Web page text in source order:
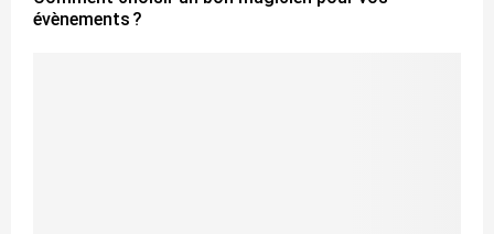
évènements ?